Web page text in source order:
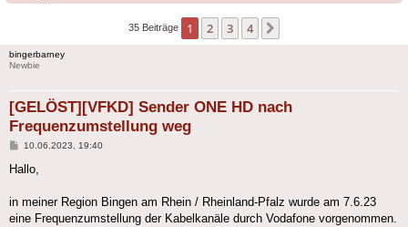
35 Beiträge 1 2 3 4
bingerbarney
Newbie
[GELÖST][VFKD] Sender ONE HD nach
Frequenzumstellung weg
Beitrag
10.06.2023, 19:40
Hallo,
in meiner Region Bingen am Rhein / Rheinland-Pfalz wurde am 7.6.23
eine Frequenzumstellung der Kabelkanäle durch Vodafone vorgenommen.